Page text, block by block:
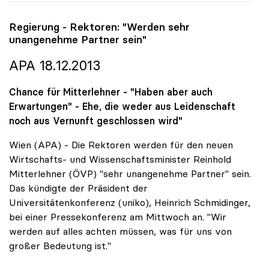
Regierung - Rektoren: "Werden sehr
unangenehme Partner sein"
APA 18.12.2013
Chance für Mitterlehner - "Haben aber auch
Erwartungen" - Ehe, die weder aus Leidenschaft
noch aus Vernunft geschlossen wird"
Wien (APA) - Die Rektoren werden für den neuen
Wirtschafts- und Wissenschaftsminister Reinhold
Mitterlehner (ÖVP) "sehr unangenehme Partner" sein.
Das kündigte der Präsident der
Universitätenkonferenz (uniko), Heinrich Schmidinger,
bei einer Pressekonferenz am Mittwoch an. "Wir
werden auf alles achten müssen, was für uns von
großer Bedeutung ist."